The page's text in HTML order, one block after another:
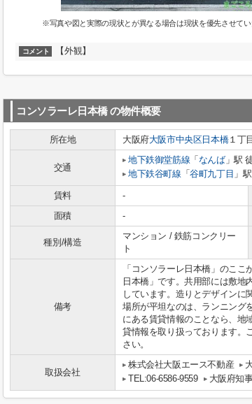
※写真や図と実際の現状とが異なる場合は現状を優先させて
コメント 【外観】
コンソラーレ日本橋の物件概要
所在地 大阪府大阪市中央区日本橋１丁目
交通
地下鉄御堂筋線 「 なんば」駅
地下鉄谷町線 「谷町九丁目 」
賃料 -
面積
-
種別/構造
マンション / 鉄筋コンクリー
ト
備考
「コンソラーレ日本橋」のこ
日本橋」です。共用部には敷地
しています。造りとデザインに
場所が平坦なのは、ランニング
にある賃貸情報のことなら、地
貸情報を取り扱っております。
さい。
取扱会社
株式会社大阪エース不動産
TEL:06-6586-9559
大阪府知